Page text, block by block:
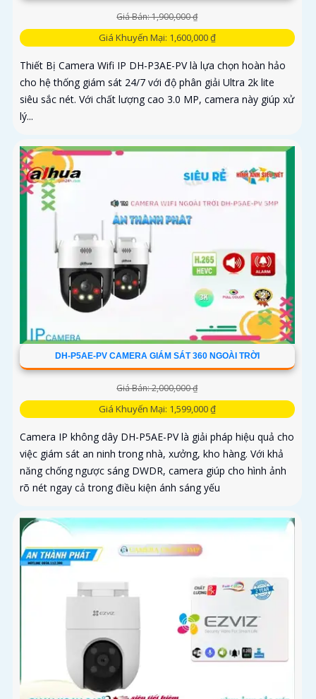
Giá Bán: 1,900,000 ₫
Giá Khuyến Mại: 1,600,000 ₫
Thiết Bị Camera Wifi IP DH-P3AE-PV là lựa chọn hoàn hảo
cho hệ thống giám sát 24/7 với độ phân giải Ultra 2k lite
siêu sắc nét. Với chất lượng cao 3.0 MP, camera này giúp xử
lý...
DH-P5AE-PV CAMERA GIÁM SÁT 360 NGOÀI TRỜI
Giá Bán: 2,000,000 ₫
Giá Khuyến Mại: 1,599,000 ₫
Camera IP không dây DH-P5AE-PV là giải pháp hiệu quả cho
việc giám sát an ninh trong nhà, xưởng, kho hàng. Với khả
năng chống ngược sáng DWDR, camera giúp cho hình ảnh
rõ nét ngay cả trong điều kiện ánh sáng yếu